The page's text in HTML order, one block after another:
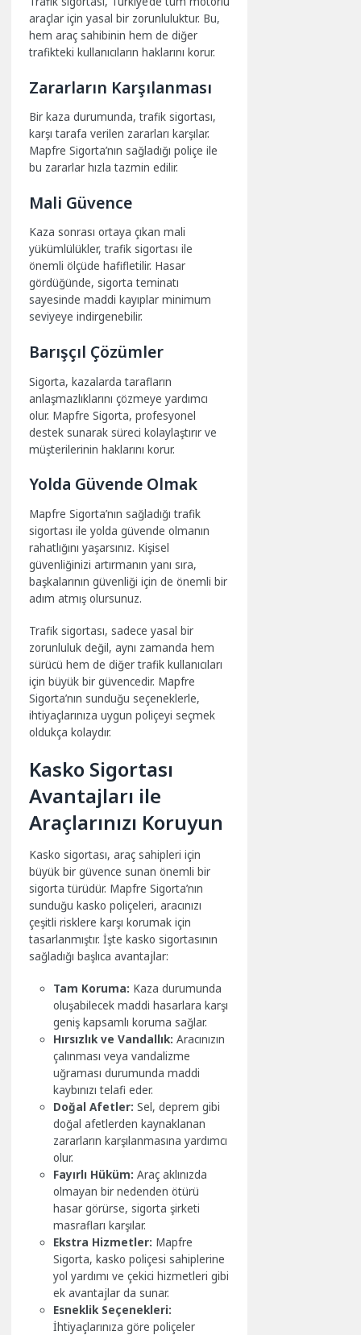
araçlar için yasal bir zorunluluktur. Bu,
hem araç sahibinin hem de diğer
trafikteki kullanıcıların haklarını korur.
Zararların Karşılanması
Bir kaza durumunda, trafik sigortası,
karşı tarafa verilen zararları karşılar.
Mapfre Sigorta’nın sağladığı poliçe ile
bu zararlar hızla tazmin edilir.
Mali Güvence
Kaza sonrası ortaya çıkan mali
yükümlülükler, trafik sigortası ile
önemli ölçüde hafifletilir. Hasar
gördüğünde, sigorta teminatı
sayesinde maddi kayıplar minimum
seviyeye indirgenebilir.
Barışçıl Çözümler
Sigorta, kazalarda tarafların
anlaşmazlıklarını çözmeye yardımcı
olur. Mapfre Sigorta, profesyonel
destek sunarak süreci kolaylaştırır ve
müşterilerinin haklarını korur.
Yolda Güvende Olmak
Mapfre Sigorta’nın sağladığı trafik
sigortası ile yolda güvende olmanın
rahatlığını yaşarsınız. Kişisel
güvenliğinizi artırmanın yanı sıra,
başkalarının güvenliği için de önemli bir
adım atmış olursunuz.
Trafik sigortası, sadece yasal bir
zorunluluk değil, aynı zamanda hem
sürücü hem de diğer trafik kullanıcıları
için büyük bir güvencedir. Mapfre
Sigorta’nın sunduğu seçeneklerle,
ihtiyaçlarınıza uygun poliçeyi seçmek
oldukça kolaydır.
Kasko Sigortası
Avantajları ile
Araçlarınızı Koruyun
Kasko sigortası, araç sahipleri için
büyük bir güvence sunan önemli bir
sigorta türüdür. Mapfre Sigorta’nın
sunduğu kasko poliçeleri, aracınızı
çeşitli risklere karşı korumak için
tasarlanmıştır. İşte kasko sigortasının
sağladığı başlıca avantajlar:
Tam Koruma: Kaza durumunda
oluşabilecek maddi hasarlara karşı
geniş kapsamlı koruma sağlar.
Hırsızlık ve Vandallık: Aracınızın
çalınması veya vandalizme
uğraması durumunda maddi
kaybınızı telafi eder.
Doğal Afetler: Sel, deprem gibi
doğal afetlerden kaynaklanan
zararların karşılanmasına yardımcı
olur.
Fayırlı Hüküm: Araç aklınızda
olmayan bir nedenden ötürü
hasar görürse, sigorta şirketi
masrafları karşılar.
Ekstra Hizmetler: Mapfre
Sigorta, kasko poliçesi sahiplerine
yol yardımı ve çekici hizmetleri gibi
ek avantajlar da sunar.
Esneklik Seçenekleri:
İhtiyaçlarınıza göre poliçeler